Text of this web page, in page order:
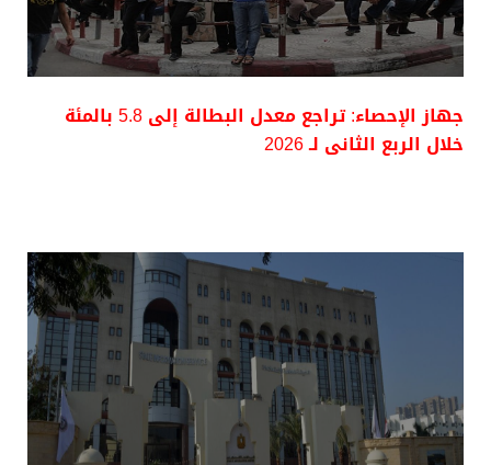
جهاز الإحصاء: تراجع معدل البطالة إلى 5.8 بالمئة
خلال الربع الثانى لـ 2026